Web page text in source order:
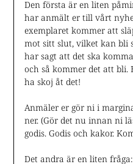
Den första är en liten
har anmält er till vårt
exemplaret kommer att
mot sitt slut, vilket kan bli
har sagt att det ska
och så kommer det att bli.
ha skoj åt det!
Anmäler er gör ni i
ner. (Gör det nu innan ni
godis. Godis och kakor.
Det andra är en liten